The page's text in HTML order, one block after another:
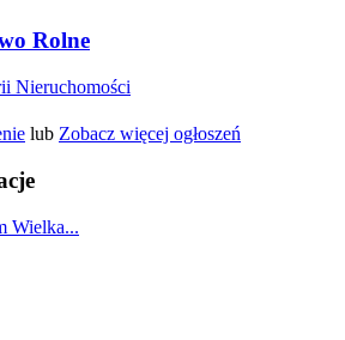
Rolne
Nieruchomości
lub Zobacz więcej ogłoszeń